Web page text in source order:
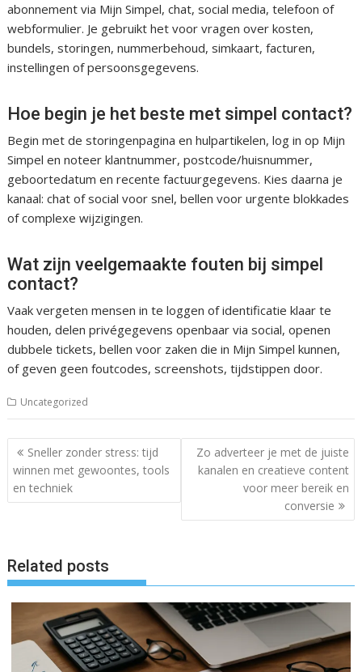
abonnement via Mijn Simpel, chat, social media, telefoon of
webformulier. Je gebruikt het voor vragen over kosten,
bundels, storingen, nummerbehoud, simkaart, facturen,
instellingen of persoonsgegevens.
Hoe begin je het beste met simpel contact?
Begin met de storingenpagina en hulpartikelen, log in op Mijn
Simpel en noteer klantnummer, postcode/huisnummer,
geboortedatum en recente factuurgegevens. Kies daarna je
kanaal: chat of social voor snel, bellen voor urgente blokkades
of complexe wijzigingen.
Wat zijn veelgemaakte fouten bij simpel
contact?
Vaak vergeten mensen in te loggen of identificatie klaar te
houden, delen privégegevens openbaar via social, openen
dubbele tickets, bellen voor zaken die in Mijn Simpel kunnen,
of geven geen foutcodes, screenshots, tijdstippen door.
Uncategorized
Post
navigation
Sneller zonder stress: tijd
winnen met gewoontes, tools
en techniek
Zo adverteer je met de juiste
kanalen en creatieve content
voor meer bereik en
conversie
Related posts